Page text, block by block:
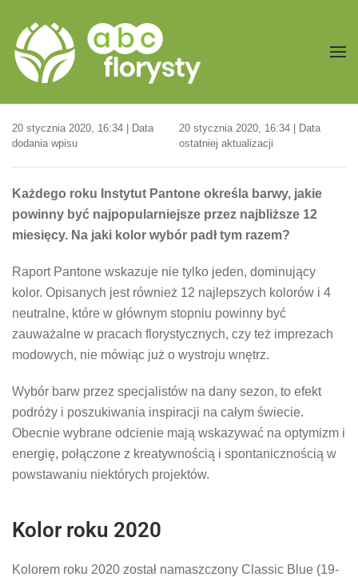
Przejdź do treści głównej
20 stycznia 2020, 16:34 | Data
dodania wpisu
20 stycznia 2020, 16:34 | Data
ostatniej aktualizacji
Każdego roku Instytut Pantone określa barwy, jakie
powinny być najpopularniejsze przez najbliższe 12
miesięcy. Na jaki kolor wybór padł tym razem?
Raport Pantone wskazuje nie tylko jeden, dominujący
kolor. Opisanych jest również 12 najlepszych kolorów i 4
neutralne, które w głównym stopniu powinny być
zauważalne w pracach florystycznych, czy też imprezach
modowych, nie mówiąc już o wystroju wnętrz.
Wybór barw przez specjalistów na dany sezon, to efekt
podróży i poszukiwania inspiracji na całym świecie.
Obecnie wybrane odcienie mają wskazywać na optymizm i
energię, połączone z kreatywnością i spontanicznością w
powstawaniu niektórych projektów.
Kolor roku 2020
Kolorem roku 2020 został namaszczony Classic Blue (19-